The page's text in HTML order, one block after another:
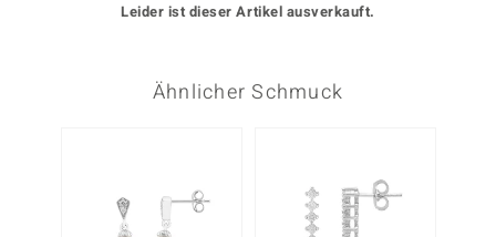
Leider ist dieser Artikel ausverkauft.
Ähnlicher Schmuck